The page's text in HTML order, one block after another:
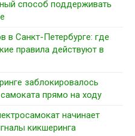
способ поддерживать
в Санкт-Петербурге: где
правила действуют в
заблокировалось
прямо на ходу
начинает
кикшеринга